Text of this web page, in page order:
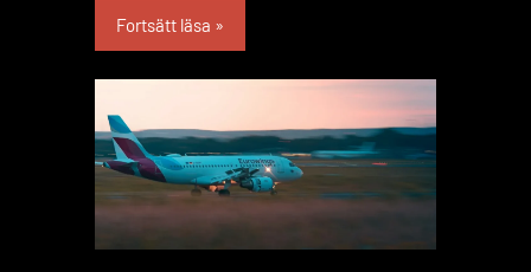
Fortsätt läsa